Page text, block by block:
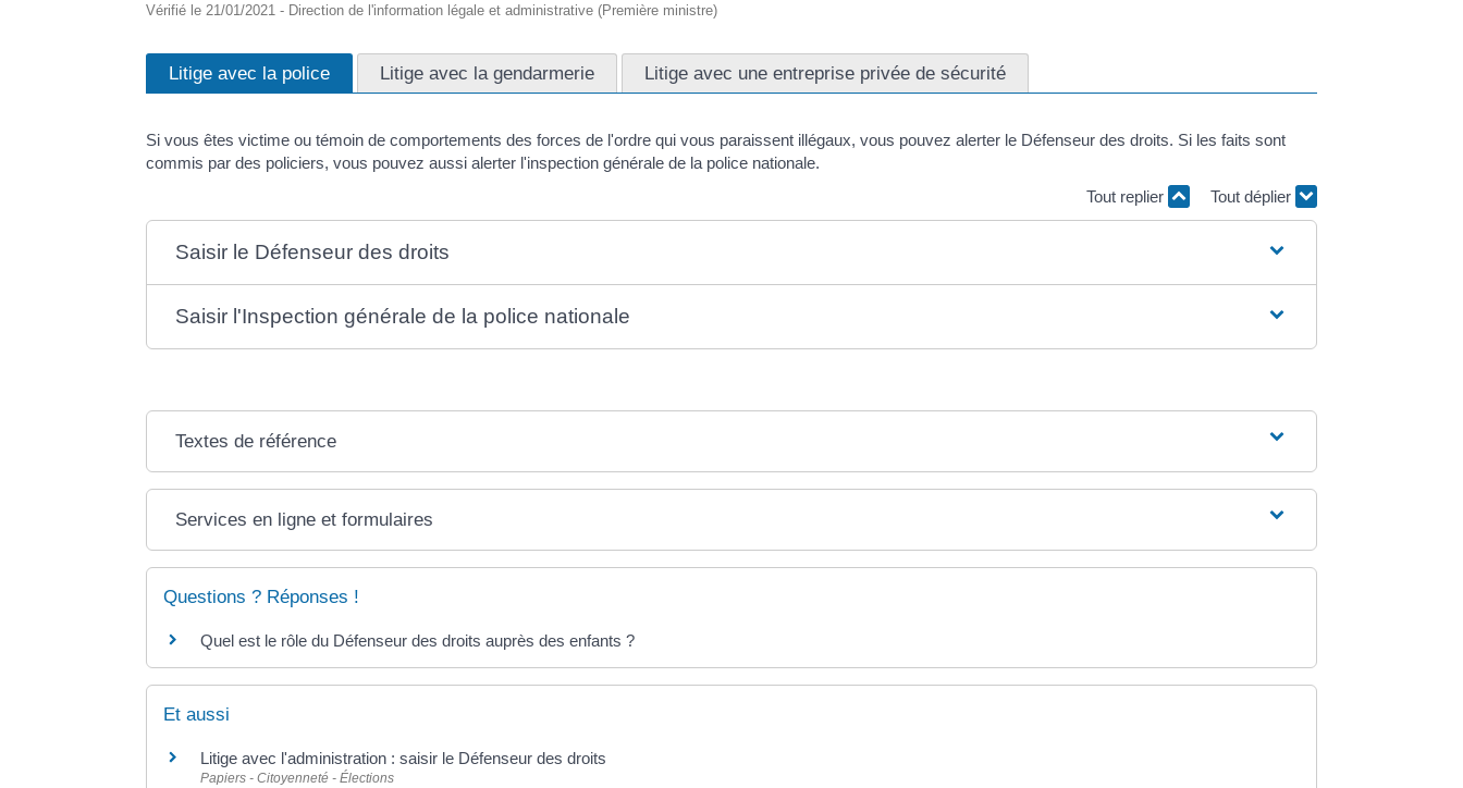
Vérifié le 21/01/2021 - Direction de l'information légale et administrative (Première ministre)
Litige avec la police Litige avec la gendarmerie Litige avec une entreprise privée de sécurité
Si vous êtes victime ou témoin de comportements des forces de l'ordre qui vous paraissent illégaux, vous pouvez alerter le Défenseur des droits. Si les faits sont
commis par des policiers, vous pouvez aussi alerter l'inspection générale de la police nationale.
Tout replier
Tout déplier
Saisir le Défenseur des droits
Saisir l'Inspection générale de la police nationale
Textes de référence
Services en ligne et formulaires
Questions ? Réponses !
Quel est le rôle du Défenseur des droits auprès des enfants ?
Et aussi
Litige avec l'administration : saisir le Défenseur des droits
Papiers - Citoyenneté - Élections